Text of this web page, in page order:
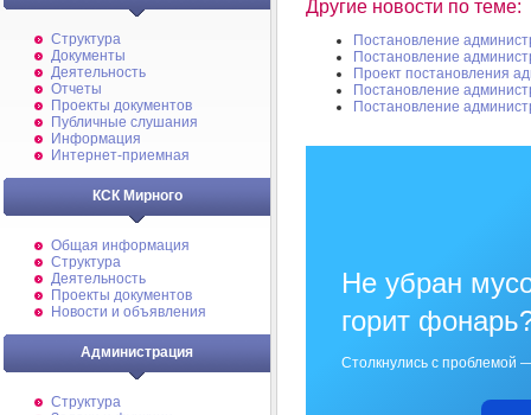
Структура
Документы
Деятельность
Отчеты
Проекты документов
Публичные слушания
Информация
Интернет-приемная
КСК Мирного
Общая информация
Структура
Деятельность
Проекты документов
Новости и объявления
Администрация
Структура
Другие новости по теме:
Постановление
Постановление
Проект постановления
Постановление
Постановление
Не убран
горит
Столкнулись с проблемой